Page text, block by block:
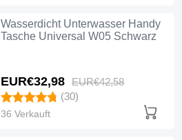
Wasserdicht Unterwasser Handy
Tasche Universal W05 Schwarz
EUR€32,98 EUR€42,58
(30)
36 Verkauft